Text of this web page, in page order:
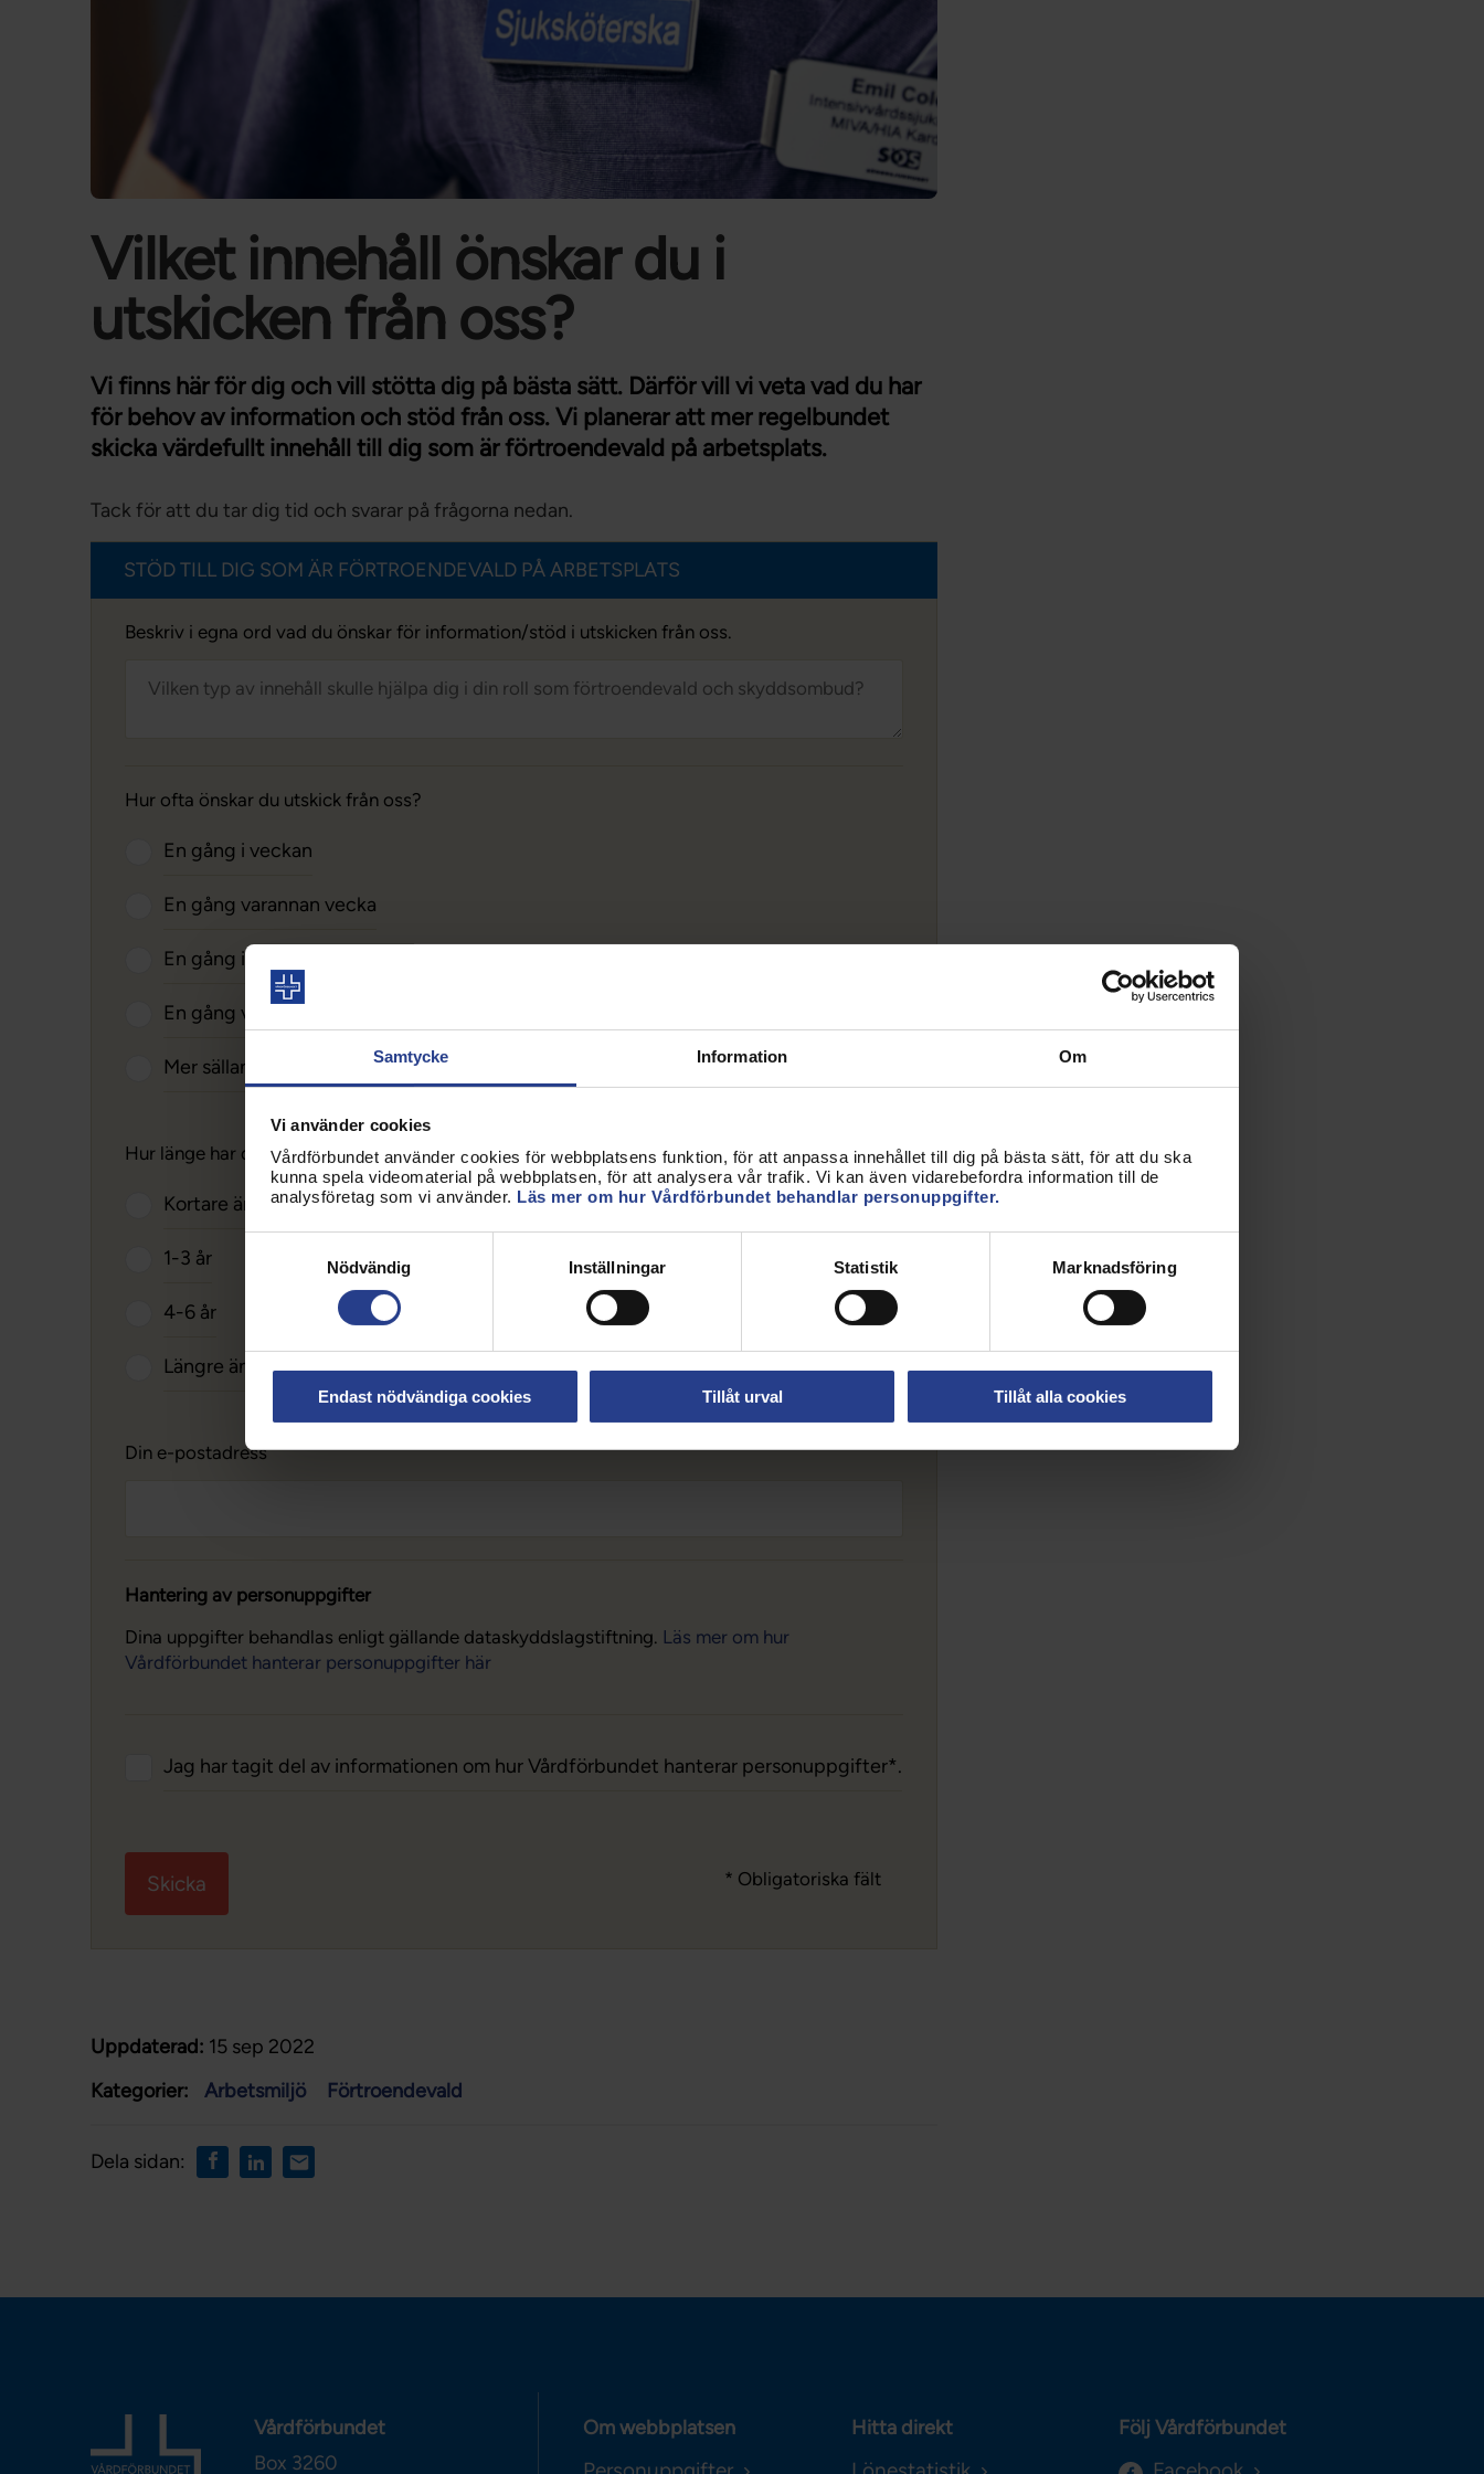
Samtycke Information Om
Vi använder cookies
Vårdförbundet använder cookies för webbplatsens funktion, för att anpassa innehållet till dig på bästa sätt, för att du ska
kunna spela videomaterial på webbplatsen, för att analysera vår trafik. Vi kan även vidarebefordra information till de
analysföretag som vi använder. Läs mer om hur Vårdförbundet behandlar personuppgifter.
Nödvändig
Inställningar Statistik Marknadsföring
Endast nödvändiga cookies Tillåt urval Tillåt alla cookies
Förtroendevald
Student
Chef
Vilket innehåll önskar du i
utskicken från oss?
Vi finns här för dig och vill stötta dig på bästa sätt. Därför vill vi veta vad du har
för behov av information och stöd från oss. Vi planerar att mer regelbundet
skicka värdefullt innehåll till dig som är förtroendevald på arbetsplats.
Tack för att du tar dig tid och svarar på frågorna nedan.
STÖD TILL DIG SOM ÄR FÖRTROENDEVALD PÅ ARBETSPLATS
Beskriv i egna ord vad du önskar för information/stöd i utskicken från oss.
Hur ofta önskar du utskick från oss?
En gång i veckan
En gång varannan vecka
En gång i månaden
En gång varannan månad
Mer sällan än ovan
Hur länge har du varit förtroendevald?
Kortare än 1 år
1-3 år
4-6 år
Längre än 6 år
Din e-postadress
Hantering av personuppgifter
Dina uppgifter behandlas enligt gällande dataskyddslagstiftning. Läs mer om hur
Vårdförbundet hanterar personuppgifter här
Jag har tagit del av informationen om hur Vårdförbundet hanterar personuppgifter*.
* Obligatoriska fält
Skicka
Uppdaterad: 15 sep 2022
Kategorier:
Arbetsmiljö Förtroendevald
Dela sidan:
Vårdförbundet
Box 3260
Om webbplatsen Hitta direkt Följ Vårdförbundet